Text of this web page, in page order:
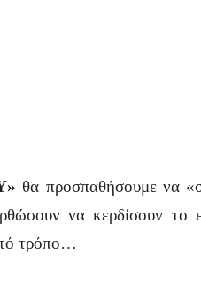
θα προσπαθήσουμε να
να κερδίσουν το
τρόπο…